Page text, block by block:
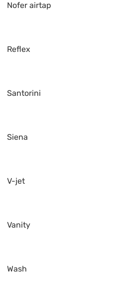
Nofer airtap
Reflex
Santorini
Siena
V-jet
Vanity
Wash